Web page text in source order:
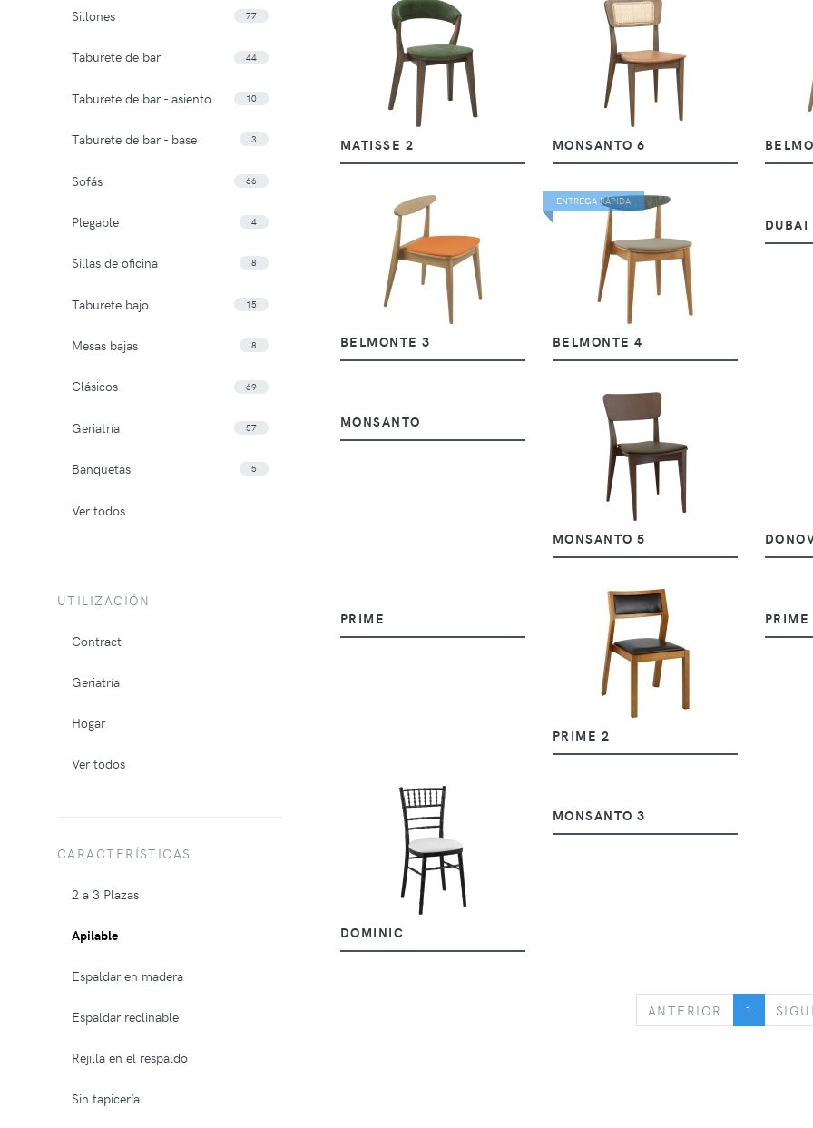
MATISSE 2 MONSANTO 6
BELMONTE 3
ENTREGA RÁPIDA
BELMONTE 4
DUBAI
MONSANTO
MONSANTO 5
PRIME
PRIME 2
PRIME
DOMINIC
MONSANTO 3
ANTERIOR PREVIOUS
1
Sillones 77
Taburete de bar 44
Taburete de bar - asiento 10
Taburete de bar - base 3
Sofás 66
Plegable 4
Sillas de oficina 8
Taburete bajo 15
Mesas bajas 8
Clásicos 69
Geriatría 57
Banquetas 5
Ver todos
UTILIZACIÓN
Contract
Geriatría
Hogar
Ver todos
CARACTERÍSTICAS
2 a 3 Plazas
Apilable
Espaldar en madera
Espaldar reclinable
Rejilla en el respaldo
Sin tapicería